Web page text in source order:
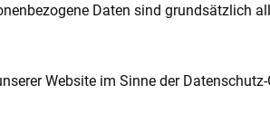
Daten sind grundsätzlich
Website im Sinne der